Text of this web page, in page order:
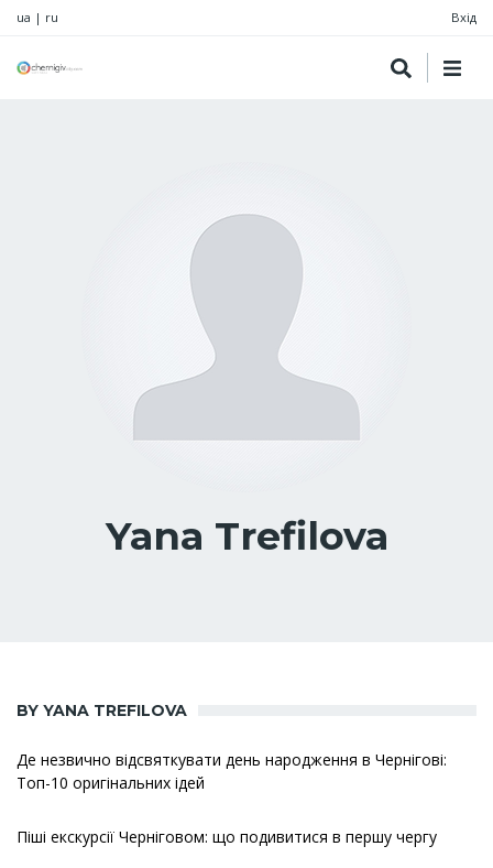
ua | ru Вхід
Yana Trefilova
BY YANA TREFILOVA
Де незвично відсвяткувати день народження в Чернігові:
Топ-10 оригінальних ідей
Піші екскурсії Черніговом: що подивитися в першу чергу